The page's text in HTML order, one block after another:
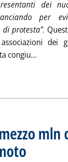
dei
per
protesta”.
dei
congiu...